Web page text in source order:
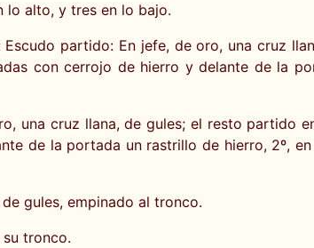
lo alto, y tres en lo bajo.
partido: En jefe, de oro, una cruz
con cerrojo de hierro y delante de la
una cruz llana, de gules; el resto partido
de la portada un rastrillo de hierro, 2º,
gules, empinado al tronco.
tronco.